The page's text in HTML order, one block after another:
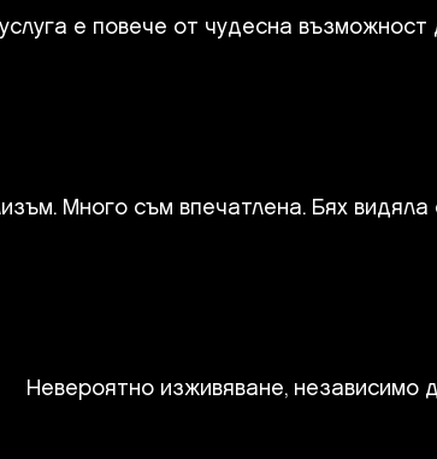
е повече от чудесна
Много съм впечатлена. Бях
Невероятно изживяване,